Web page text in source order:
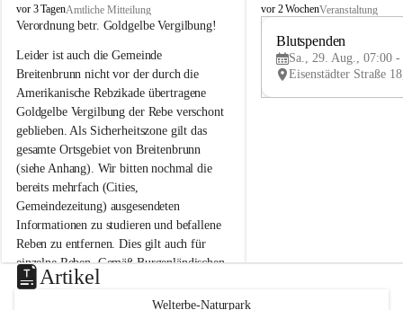
B
r
i
t
e
n
b
r
u
n
n
a
m
N
e
u
s
vor 3 TagenAmtliche Mitteilung
Verordnung betr. Goldgelbe Vergilbung!
Leider ist auch die Gemeinde
Breitenbrunn nicht vor der durch die
Amerikanische Rebzikade übertragene
Goldgelbe Vergilbung der Rebe verschont
geblieben. Als Sicherheitszone gilt das
gesamte Ortsgebiet von Breitenbrunn
(siehe Anhang). Wir bitten nochmal die
bereits mehrfach (Cities,
Gemeindezeitung) ausgesendeten
Informationen zu studieren und befallene
Reben zu entfernen. Dies gilt auch für
einzelne Reben. Gemäß Burgenländischen
Weinbaugesetz sind nicht gepflegte oder
unzulässige Weingärten zu roden! Bitte
B
e
u
vor 2 WochenVeranstaltung
Blutspenden
Sa., 29. Aug., 07:00 -
Artikel
Welterbe-Naturpark